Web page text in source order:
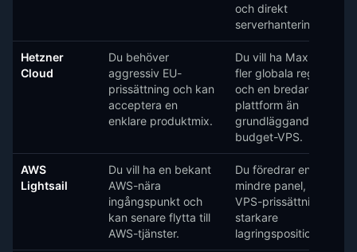
och direkt
serverhantering.
Hetzner
Cloud
Du behöver
aggressiv EU-
prissättning och kan
acceptera en
enklare produktmix.
Du vill ha MaxIOPS,
fler globala regionval
och en bredare
plattform än
grundläggande
budget-VPS.
AWS
Lightsail
Du vill ha en bekant
AWS-nära
ingångspunkt och
kan senare flytta till
AWS-tjänster.
Du föredrar en
mindre panel, enkel
VPS-prissättning och
starkare
lagringspositionering.